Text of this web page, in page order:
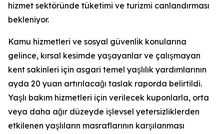
hizmet sektöründe tüketimi ve turizmi canlandırması
bekleniyor.
Kamu hizmetleri ve sosyal güvenlik konularına
gelince, kırsal kesimde yaşayanlar ve çalışmayan
kent sakinleri için asgari temel yaşlılık yardımlarının
ayda 20 yuan artırılacağı taslak raporda belirtildi.
Yaşlı bakım hizmetleri için verilecek kuponlarla, orta
veya daha ağır düzeyde işlevsel yetersizliklerden
etkilenen yaşlıların masraflarının karşılanması